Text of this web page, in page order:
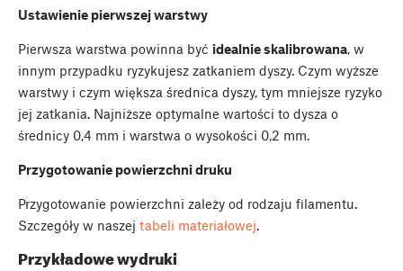
Ustawienie pierwszej warstwy
Pierwsza warstwa powinna być idealnie skalibrowana, w
innym przypadku ryzykujesz zatkaniem dyszy. Czym wyższe
warstwy i czym większa średnica dyszy, tym mniejsze ryzyko
jej zatkania. Najniższe optymalne wartości to dysza o
średnicy 0,4 mm i warstwa o wysokości 0,2 mm.
Przygotowanie powierzchni druku
Przygotowanie powierzchni zależy od rodzaju filamentu.
Szczegóły w naszej tabeli materiałowej.
Przykładowe wydruki